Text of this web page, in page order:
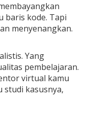
baris kode. Tapi
menyenangkan.
Yang
pembelajaran.
virtual kamu
studi kasusnya,